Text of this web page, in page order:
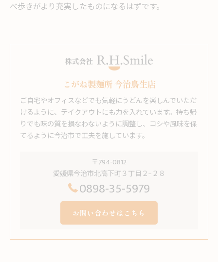
べ歩きがより充実したものになるはずです。
こがね製麺所 今治鳥生店
ご自宅やオフィスなどでも気軽にうどんを楽しんでいただ
けるように、テイクアウトにも力を入れています。持ち帰
りでも味の質を損なわないように調整し、コシや風味を保
てるように今治市で工夫を施しています。
〒794-0812
愛媛県今治市北高下町３丁目２−２８
0898-35-5979
お問い合わせはこちら